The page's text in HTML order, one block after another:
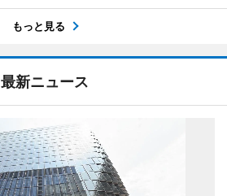
もっと見る
最新ニュース